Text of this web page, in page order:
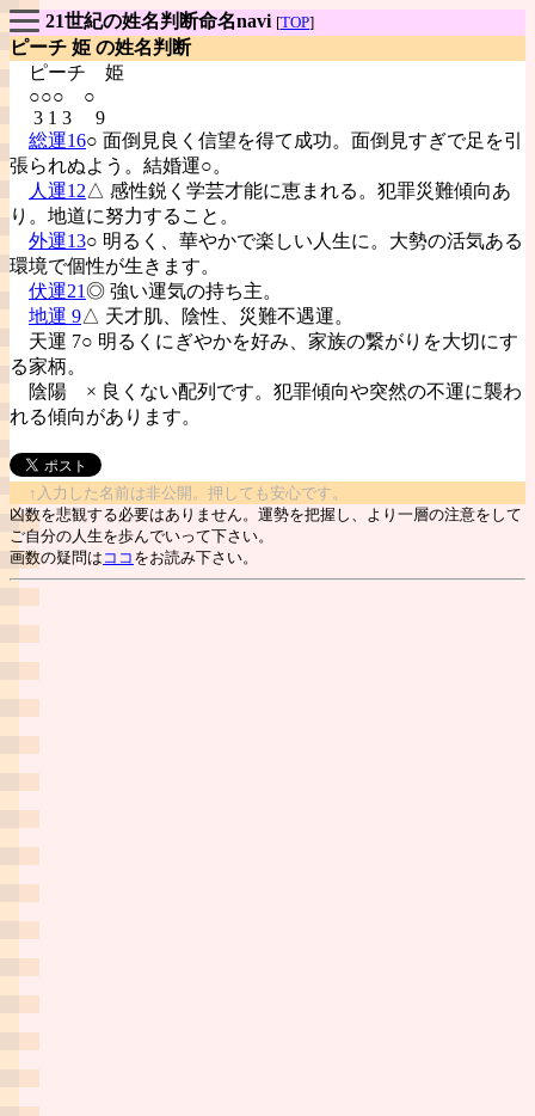
21世紀の姓名判断命名navi [TOP]
ピーチ 姫 の姓名判断
ピーチ 姫
○○○ ○
3 1 3 9
総運16○ 面倒見良く信望を得て成功。面倒見すぎで足を引
張られぬよう。結婚運○。
人運12△ 感性鋭く学芸才能に恵まれる。犯罪災難傾向あ
り。地道に努力すること。
外運13○ 明るく、華やかで楽しい人生に。大勢の活気ある
環境で個性が生きます。
伏運21◎ 強い運気の持ち主。
地運 9△ 天才肌、陰性、災難不遇運。
天運 7○ 明るくにぎやかを好み、家族の繋がりを大切にす
る家柄。
陰陽 × 良くない配列です。犯罪傾向や突然の不運に襲わ
れる傾向があります。
↑入力した名前は非公開。押しても安心です。
凶数を悲観する必要はありません。運勢を把握し、より一層の注意をして
ご自分の人生を歩んでいって下さい。
画数の疑問は ココ をお読み下さい。